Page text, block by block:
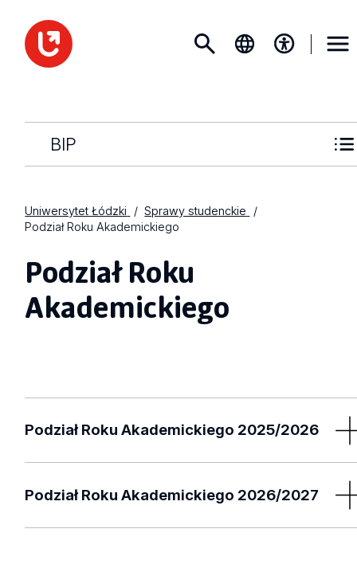
BIP
Uniwersytet Łódzki
Sprawy studenckie
Podział Roku Akademickiego
Podział Roku
Akademickiego
Podział Roku Akademickiego 2025/2026
Podział Roku Akademickiego 2026/2027